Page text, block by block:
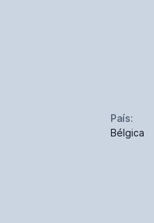
País:
Bélgica